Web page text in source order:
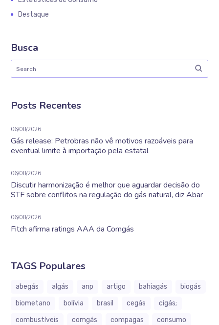
Destaque
Busca
Posts Recentes
06/08/2026
Gás release: Petrobras não vê motivos razoáveis para
eventual limite à importação pela estatal
06/08/2026
Discutir harmonização é melhor que aguardar decisão do
STF sobre conflitos na regulação do gás natural, diz Abar
06/08/2026
Fitch afirma ratings AAA da Comgás
TAGS Populares
abegás algás anp artigo bahiagás
biogás
biometano
bolívia brasil cegás
cigás;
combustíveis
comgás compagas
consumo